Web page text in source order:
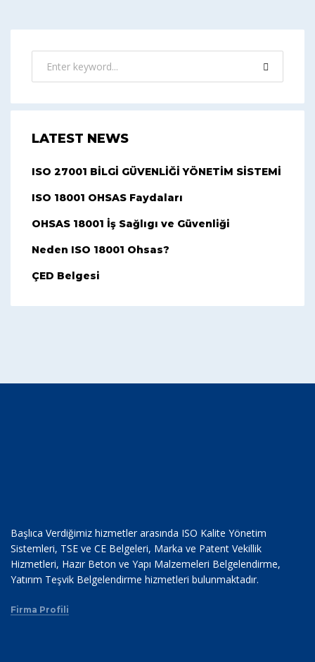
LATEST NEWS
ISO 27001 BİLGİ GÜVENLİĞİ YÖNETİM SİSTEMİ
ISO 18001 OHSAS Faydaları
OHSAS 18001 İş Sağlıgı ve Güvenliği
Neden ISO 18001 Ohsas?
ÇED Belgesi
Başlıca Verdiğimiz hizmetler arasında ISO Kalite Yönetim
Sistemleri, TSE ve CE Belgeleri, Marka ve Patent Vekillik
Hizmetleri, Hazır Beton ve Yapı Malzemeleri Belgelendirme,
Yatırım Teşvik Belgelendirme hizmetleri bulunmaktadır.
Firma Profili